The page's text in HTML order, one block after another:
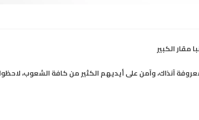
مقار الكبير
آنذاك، وآمن على أيديهم الكثير من كافة الشعوب، لاحظوا